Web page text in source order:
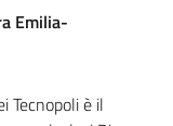
Emilia-
Tecnopoli è il